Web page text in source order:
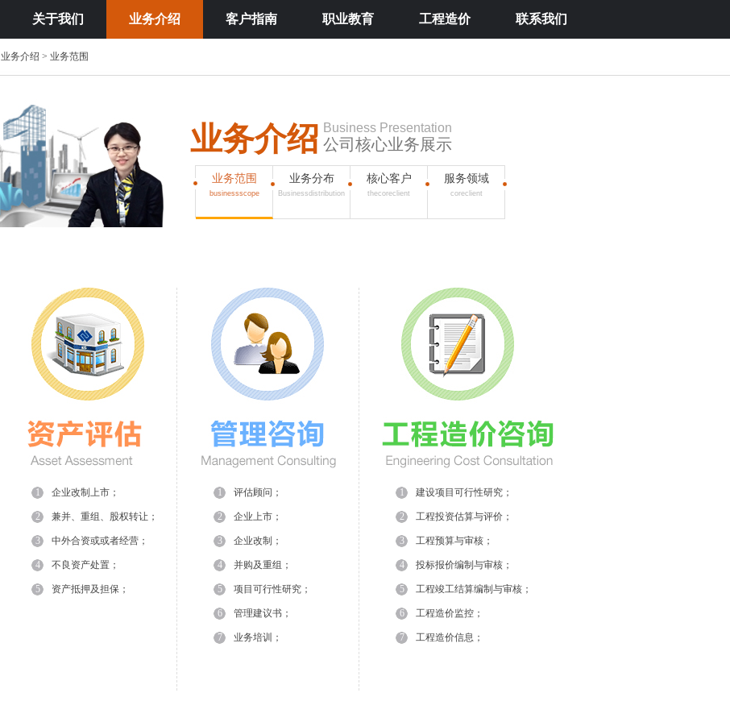
关于我们 业务介绍 客户指南 职业教育 工程造价 联系我们
业务介绍 > 业务范围
业务介绍 Business Presentation
公司核心业务展示
业务范围
businessscope
业务分布
Businessdistribution
核心客户
thecoreclient
服务领域
coreclient
1 企业改制上市；
2 兼并、重组、股权转让；
3 中外合资或或者经营；
4 不良资产处置；
5 资产抵押及担保；
1 评估顾问；
2 企业上市；
3 企业改制；
4 并购及重组；
5 项目可行性研究；
6 管理建议书；
7 业务培训；
1 建设项目可行性研究；
2 工程投资估算与评价；
3 工程预算与审核；
4 投标报价编制与审核；
5 工程竣工结算编制与审核；
6 工程造价监控；
7 工程造价信息；